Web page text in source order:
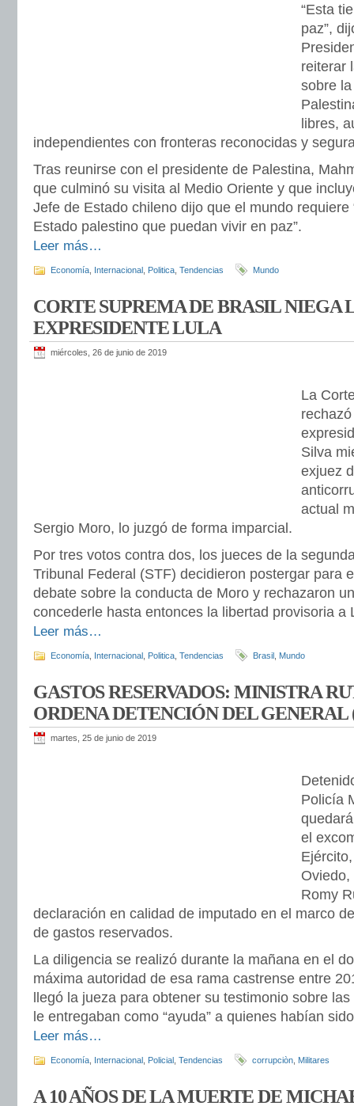
“Esta
paz”,
reiterar
sobre
libres,
independientes con fronteras reconocidas y
Tras reunirse con el presidente de Palestina,
que culminó su visita al Medio Oriente y que
Jefe de Estado chileno dijo que el mundo requiere
Estado palestino que puedan vivir en paz”.
Leer más…
Economía Internacional Politica Tendencias Mundo
CORTE SUPREMA DE BRASIL NIEGA
EXPRESIDENTE LULA
miércoles, 26 de junio de 2019
La
Silva
exjuez
actual
Sergio Moro, lo juzgó de forma imparcial.
Por tres votos contra dos, los jueces de la
Tribunal Federal (STF) decidieron postergar para
debate sobre la conducta de Moro y rechazaron
concederle hasta entonces la libertad provisoria a
Leer más…
Economía Internacional Politica Tendencias Brasil Mundo
GASTOS RESERVADOS: MINISTRA
ORDENA DETENCIÓN DEL GENERAL
martes, 25 de junio de 2019
Policía
el
Romy
declaración en calidad de imputado en el marco
de gastos reservados.
La diligencia se realizó durante la mañana en el
máxima autoridad de esa rama castrense entre
llegó la jueza para obtener su testimonio sobre
le entregaban como “ayuda” a quienes habían
Leer más…
Economía Internacional Policial Tendencias corrupciòn Militares
A 10 AÑOS DE LA MUERTE DE